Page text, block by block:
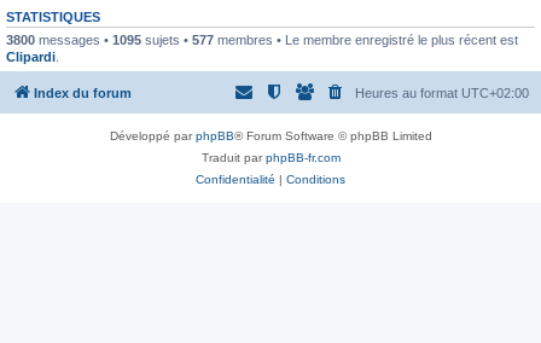
STATISTIQUES
3800 messages • 1095 sujets • 577 membres • Le membre enregistré le plus récent est
Clipardi
Index du forum Heures au format UTC+02:00
Développé parphpBB® Forum Software © phpBB Limited
Traduit parphpBB-fr.com
Confidentialité | Conditions